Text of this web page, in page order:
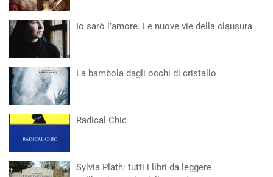
Io sarò l’amore. Le nuove vie della clausura
La bambola dagli occhi di cristallo
Radical Chic
Sylvia Plath: tutti i libri da leggere